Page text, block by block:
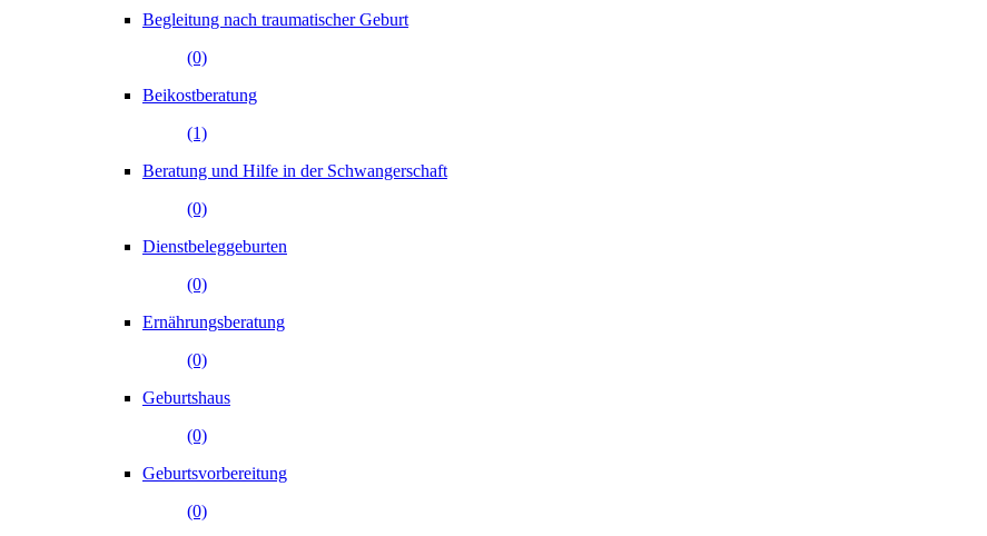
Begleitung nach traumatischer Geburt
(0)
Beikostberatung
(1)
Beratung und Hilfe in der Schwangerschaft
(0)
Dienstbeleggeburten
(0)
Ernährungsberatung
(0)
Geburtshaus
(0)
Geburtsvorbereitung
(0)